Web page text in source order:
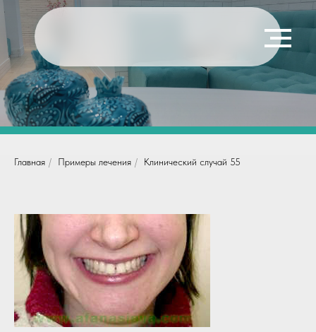
Главная / Примеры лечения / Клинический случай 55